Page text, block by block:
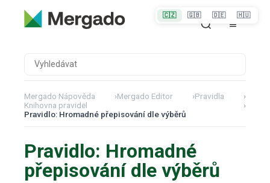
Mergado Nápověda ›Mergado Editor ›Pravidla
›
Knihovna pravidel
›
Pravidlo: Hromadné přepisování dle výběrů
Pravidlo: Hromadné
přepisování dle výběrů
🇨🇿 🇬🇧 🇩🇪 🇭🇺